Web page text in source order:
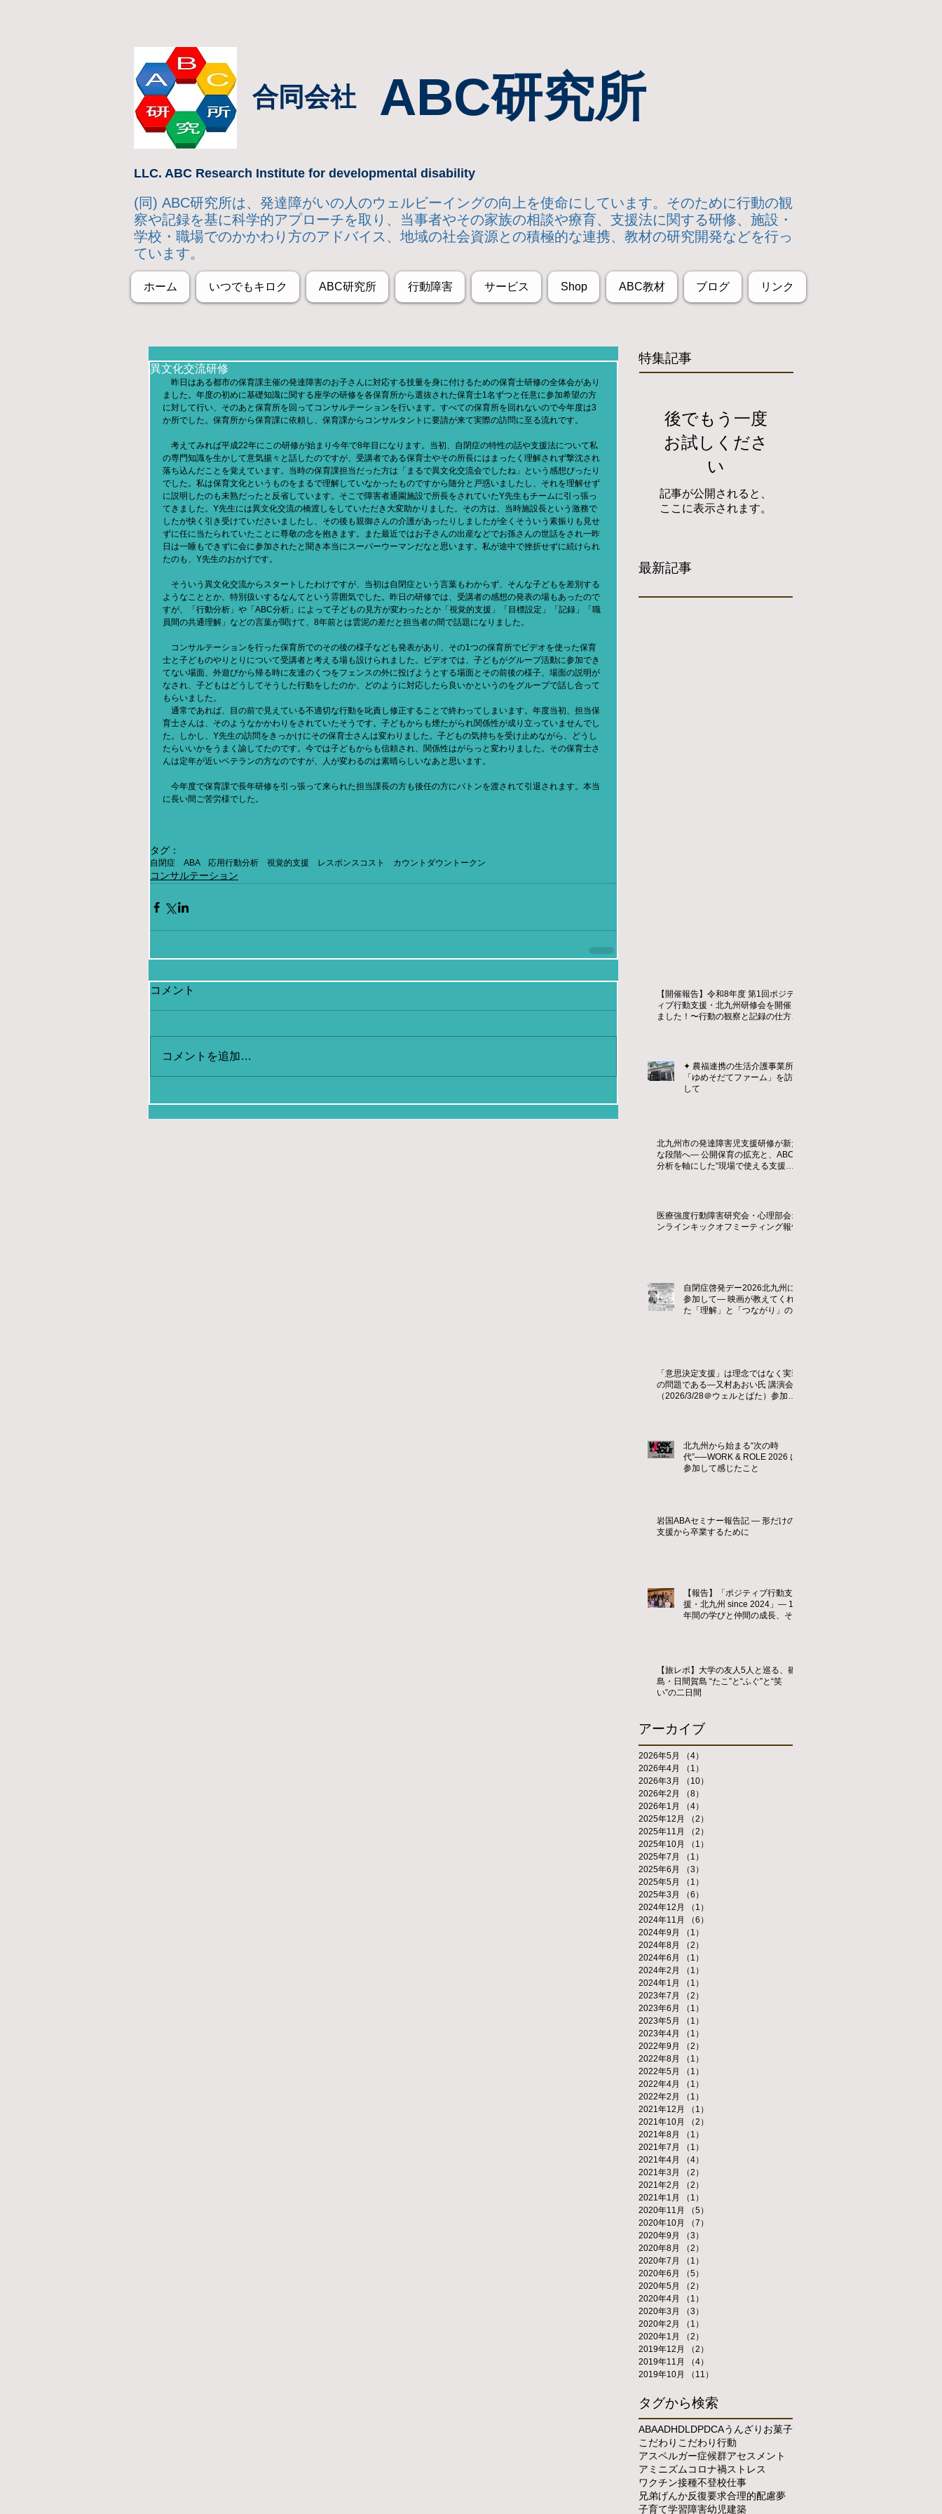
合同会社 ABC研究所
LLC. ABC Research Institute for developmental disability
(同) ABC研究所は、発達障がいの人のウェルビーイングの向上を使命にしています。そのために行動の観
察や記録を基に科学的アプローチを取り 、当事者やその家族の相談や療育、支援法に関する研修、施設・
学校・職場でのかかわり方のアドバイス、地域の社会資源との積極的な連携、教材の研究開発などを行っ
ています。
ホーム いつでもキロク ABC研究所 行動障害 サービス Shop ABC教材 ブログ リンク
異文化交流研修
昨日はある都市の保育課主催の発達障害のお子さんに対応する技量を身に付けるための保育士研修の全体会があり
ました。年度の初めに基礎知識に関する座学の研修を各保育所から選抜された保育士1名ずつと任意に参加希望の方
に対して行い、そのあと保育所を回ってコンサルテーションを行います。すべての保育所を回れないので今年度は3
か所でした。保育所から保育課に依頼し、保育課からコンサルタントに要請が来て実際の訪問に至る流れです。
考えてみれば平成22年にこの研修が始まり今年で8年目になります。当初、自閉症の特性の話や支援法について私
の専門知識を生かして意気揚々と話したのですが、受講者である保育士やその所長にはまったく理解されず撃沈され
落ち込んだことを覚えています。当時の保育課担当だった方は「まるで異文化交流会でしたね」という感想ぴったり
でした。私は保育文化というものをまるで理解していなかったものですから随分と戸惑いましたし、それを理解せず
に説明したのも未熟だったと反省しています。そこで障害者通園施設で所長をされていたY先生もチームに引っ張っ
てきました。Y先生には異文化交流の橋渡しをしていただき大変助かりました。その方は、当時施設長という激務で
したが快く引き受けていださいましたし、その後も親御さんの介護があったりしましたが全くそういう素振りも見せ
ずに任に当たられていたことに尊敬の念を抱きます。また最近ではお子さんの出産などでお孫さんの世話をされ一昨
日は一睡もできずに会に参加されたと聞き本当にスーパーウーマンだなと思います。私が途中で挫折せずに続けられ
たのも、Y先生のおかげです。
そういう異文化交流からスタートしたわけですが、当初は自閉症という言葉もわからず、そんな子どもを差別する
ようなこととか、特別扱いするなんてという雰囲気でした。昨日の研修では、受講者の感想の発表の場もあったので
すが、「行動分析」や「ABC分析」によって子どもの見方が変わったとか「視覚的支援」「目標設定」「記録」「職
員間の共通理解」などの言葉が聞けて、8年前とは雲泥の差だと担当者の間で話題になりました。
コンサルテーションを行った保育所でのその後の様子なども発表があり、その1つの保育所でビデオを使った保育
士と子どものやりとりについて受講者と考える場も設けられました。ビデオでは、子どもがグループ活動に参加でき
てない場面、外遊びから帰る時に友達のくつをフェンスの外に投げようとする場面とその前後の様子、場面の説明が
なされ、子どもはどうしてそうした行動をしたのか、どのように対応したら良いかというのをグループで話し合って
もらいました。
通常であれば、目の前で見えている不適切な行動を叱責し修正することで終わってしまいます。年度当初、担当保
育士さんは、そのようなかかわりをされていたそうです。子どもからも煙たがられ関係性が成り立っていませんでし
た。しかし、Y先生の訪問をきっかけにその保育士さんは変わりました。子どもの気持ちを受け止めながら、どうし
たらいいかをうまく諭してたのです。今では子どもからも信頼され、関係性はがらっと変わりました。その保育士さ
んは定年が近いベテランの方なのですが、人が変わるのは素晴らしいなあと思います。
今年度で保育課で長年研修を引っ張って来られた担当課長の方も後任の方にバトンを渡されて引退されます。本当
に長い間ご苦労様でした。
タグ：
自閉症 ABA 応用行動分析 視覚的支援 レスポンスコスト カウントダウントークン
コンサルテーション
コメント
コメントを追加…
特集記事
後でもう一度
お試しくださ
い
記事が公開されると、
ここに表示されます。
最新記事
【開催報告】令和8年度 第1回ポジテ
ィブ行動支援・北九州研修会を開催し
ました！〜行動の観察と記録の仕方を
✦ 農福連携の生活介護事業所
「ゆめそだてファーム」を訪問
して
北九州市の発達障害児支援研修が新た
な段階へ― 公開保育の拡充と、ABC
分析を軸にした“現場で使える支援
医療強度行動障害研究会・心理部会オ
ンラインキックオフミーティング報告
自閉症啓発デー2026北九州に
参加して― 映画が教えてくれ
た「理解」と「つながり」の大
「意思決定支援」は理念ではなく実装
の問題である—又村あおい氏 講演会
（2026/3/28＠ウェルとばた）参加レ
北九州から始まる“次の時
代”──WORK & ROLE 2026 に
参加して感じたこと
岩国ABAセミナー報告記 ― 形だけの
支援から卒業するために
【報告】「ポジティブ行動支
援・北九州 since 2024」― 1
年間の学びと仲間の成長、そし
【旅レポ】大学の友人5人と巡る、篠
島・日間賀島 “たこ”と“ふぐ”と“笑
い”の二日間
アーカイブ
2026年5月 （4）
2026年4月
（1）
2026年3月
（10）
2026年2月
（8）
2026年1月
（4）
2025年12月
（2）
2025年11月
（2）
2025年10月
（1）
2025年7月
（1）
2025年6月
（3）
2025年5月
（1）
2025年3月
（6）
2024年12月
（1）
2024年11月
（6）
2024年9月
（1）
2024年8月
（2）
2024年6月
（1）
2024年2月
（1）
2024年1月
（1）
2023年7月
（2）
2023年6月
（1）
2023年5月
（1）
2023年4月
（1）
2022年9月
（2）
2022年8月
（1）
2022年5月
（1）
2022年4月
（1）
2022年2月
（1）
2021年12月
（1）
2021年10月
（2）
2021年8月
（1）
2021年7月
（1）
2021年4月
（4）
2021年3月
（2）
2021年2月
（2）
2021年1月
（1）
2020年11月
（5）
2020年10月
（7）
2020年9月
（3）
2020年8月
（2）
2020年7月
（1）
2020年6月
（5）
2020年5月
（2）
2020年4月
（1）
2020年3月
（3）
2020年2月
（1）
2020年1月
（2）
2019年12月
（2）
2019年11月
（4）
2019年10月
（11）
タグから検索
ABAADHDLDPDCAうんざり お菓子
こだわり こだわり行動
アスペルガー症候群アセスメント
アミニズムコロナ禍ストレス
ワクチン接種不登校仕事
兄弟げんか反復要求合理的配慮夢
子育て学習障害幼児建築